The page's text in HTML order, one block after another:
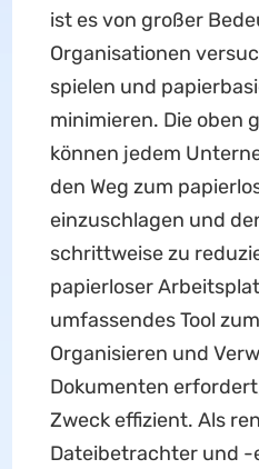
ist es von großer
Organisationen
spielen und
minimieren. Die oben
können jedem
den Weg zum
einzuschlagen und
schrittweise zu
papierloser
umfassendes Tool
Organisieren und
Dokumenten
Zweck effizient. Als
Dateibetrachter und -